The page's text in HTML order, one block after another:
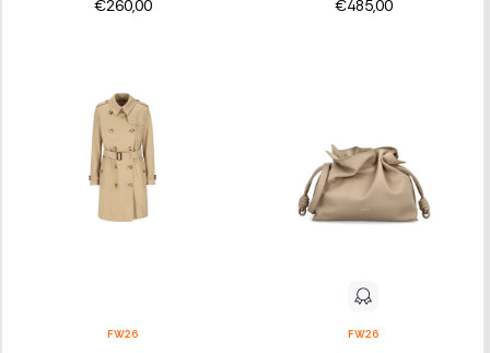
€260,00
€485,00
FW26 FW26